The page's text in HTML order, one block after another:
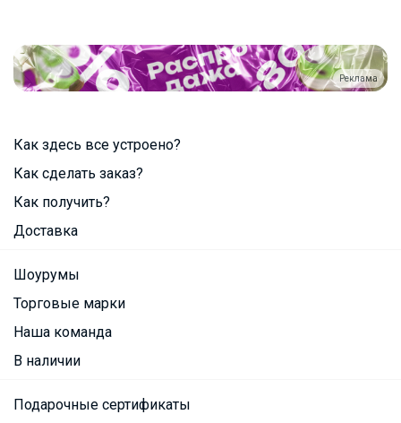
Реклама
Как здесь все устроено?
Как сделать заказ?
Как получить?
Доставка
Шоурумы
Торговые марки
Наша команда
В наличии
Подарочные сертификаты